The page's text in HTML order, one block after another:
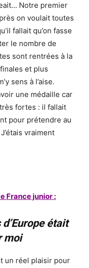
Notre premier
on voulait toutes
fallait qu’on fasse
le nombre de
sont rentrées à la
et plus
sens à l’aise.
une médaille car
fortes : il fallait
pour prétendre au
vraiment
France junior :
était
moi
un réel plaisir pour